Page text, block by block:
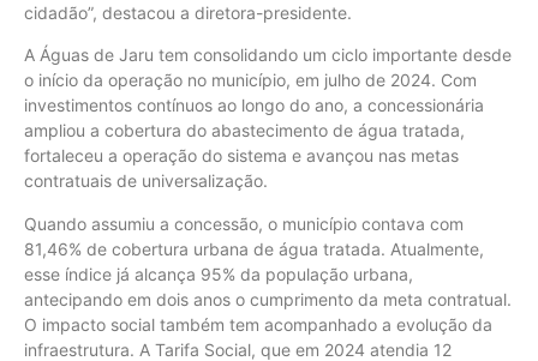
cidadão”, destacou a diretora-presidente.
A Águas de Jaru tem consolidando um ciclo importante desde
o início da operação no município, em julho de 2024. Com
investimentos contínuos ao longo do ano, a concessionária
ampliou a cobertura do abastecimento de água tratada,
fortaleceu a operação do sistema e avançou nas metas
contratuais de universalização.
Quando assumiu a concessão, o município contava com
81,46% de cobertura urbana de água tratada. Atualmente,
esse índice já alcança 95% da população urbana,
antecipando em dois anos o cumprimento da meta contratual.
O impacto social também tem acompanhado a evolução da
infraestrutura. A Tarifa Social, que em 2024 atendia 12